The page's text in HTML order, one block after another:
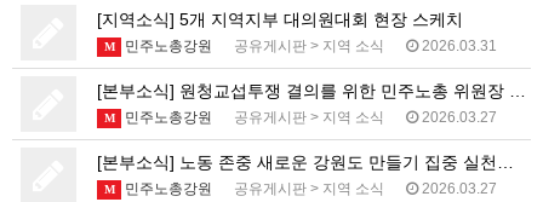
[지역소식] 5개 지역지부 대의원대회 현장 스케치
M 민주노총강원 공유게시판 > 지역 소식 2026.03.31
[본부소식] 원청교섭투쟁 결의를 위한 민주노총 위원장 …
M 민주노총강원 공유게시판 > 지역 소식 2026.03.27
[본부소식] 노동 존중 새로운 강원도 만들기 집중 실천…
M 민주노총강원 공유게시판 > 지역 소식 2026.03.27